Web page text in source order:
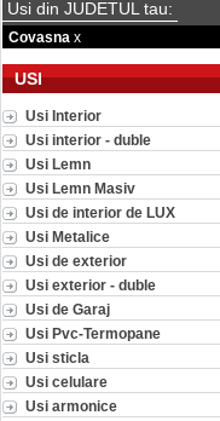
Usi din JUDETUL tau:
Covasna x
USI
Usi Interior
Usi interior - duble
Usi Lemn
Usi Lemn Masiv
Usi de interior de LUX
Usi Metalice
Usi de exterior
Usi exterior - duble
Usi de Garaj
Usi Pvc-Termopane
Usi sticla
Usi celulare
Usi armonice